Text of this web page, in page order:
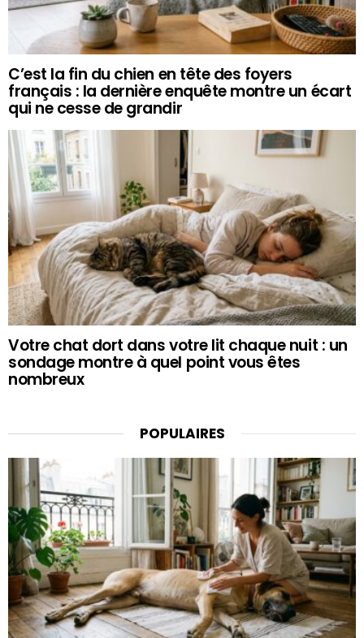
C’est la fin du chien en tête des foyers
français : la dernière enquête montre un écart
qui ne cesse de grandir
Votre chat dort dans votre lit chaque nuit : un
sondage montre à quel point vous êtes
nombreux
POPULAIRES